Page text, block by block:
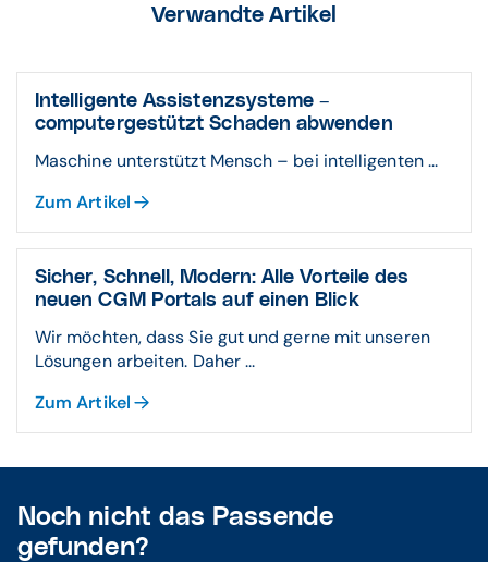
Verwandte Artikel
Intelligente Assistenzsysteme –
computergestützt Schaden abwenden
Maschine unterstützt Mensch – bei intelligenten ...
Zum Artikel
Sicher, Schnell, Modern: Alle Vorteile des
neuen CGM Portals auf einen Blick
Wir möchten, dass Sie gut und gerne mit unseren
Lösungen arbeiten. Daher ...
Zum Artikel
Noch nicht das Passende
gefunden?